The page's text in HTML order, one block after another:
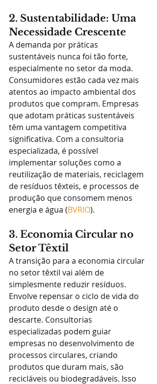
2. Sustentabilidade: Uma
Necessidade Crescente
A demanda por práticas
sustentáveis nunca foi tão forte,
especialmente no setor da moda.
Consumidores estão cada vez mais
atentos ao impacto ambiental dos
produtos que compram. Empresas
que adotam práticas sustentáveis
têm uma vantagem competitiva
significativa. Com a consultoria
especializada, é possível
implementar soluções como a
reutilização de materiais, reciclagem
de resíduos têxteis, e processos de
produção que consomem menos
energia e água​ (BVRIO).
3. Economia Circular no
Setor Têxtil
A transição para a economia circular
no setor têxtil vai além de
simplesmente reduzir resíduos.
Envolve repensar o ciclo de vida do
produto desde o design até o
descarte. Consultorias
especializadas podem guiar
empresas no desenvolvimento de
processos circulares, criando
produtos que duram mais, são
recicláveis ou biodegradáveis. Isso